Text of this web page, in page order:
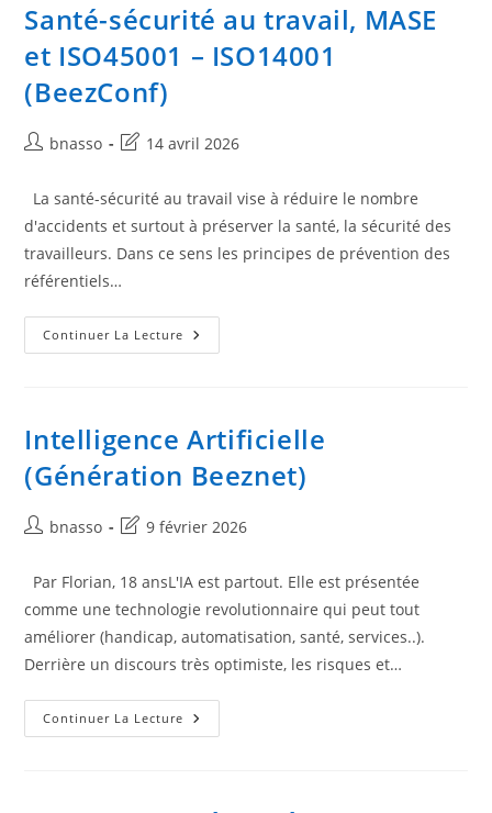
Santé-sécurité au travail, MASE
et ISO45001 – ISO14001
(BeezConf)
Auteur/autrice
la
bnasso
Dernière
publication :
14 avril 2026
La santé-sécurité au travail vise à réduire le nombre
d'accidents et surtout à préserver la santé, la sécurité des
travailleurs. Dans ce sens les principes de prévention des
référentiels…
Continuer La Lecture Santé-
Sécurité
ISO45001
–
(BeezConf)
Intelligence Artificielle
(Génération Beeznet)
Auteur/autrice
la
publication :
bnasso
Dernière
de
publication :
9 février 2026
Par Florian, 18 ansL'IA est partout. Elle est présentée
comme une technologie revolutionnaire qui peut tout
améliorer (handicap, automatisation, santé, services..).
Derrière un discours très optimiste, les risques et…
Continuer La Lecture Intelligence
Artificielle